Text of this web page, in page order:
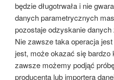
będzie długotrwała i nie
danych parametrycznych
pozostaje odzyskanie
Nie zawsze taka operacja
jest, może okazać się bardzo
zawsze możemy podjąć
producenta lub importera